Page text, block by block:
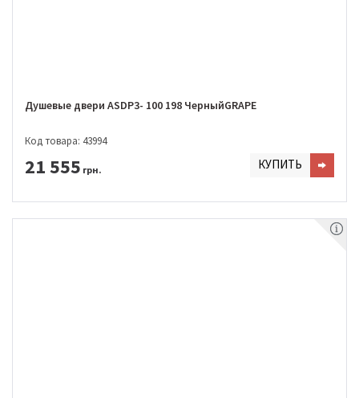
Душевые двери ASDP3- 100 198 ЧерныйGRAPE
Код товара: 43994
21 555 грн. КУПИТЬ